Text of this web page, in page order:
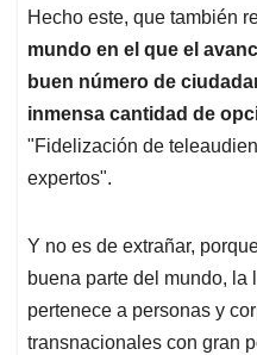
Hecho este, que también
mundo en el que el
buen número de
inmensa cantidad de
"Fidelización de
expertos".
Y no es de extrañar,
buena parte del mundo, la
pertenece a personas y
transnacionales con gran